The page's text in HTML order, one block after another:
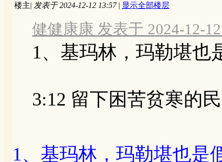
楼主| 发表于 2024-12-12 13:57 | 显示全部楼层
健健康康 发表于 2024-12-
1、基玛林，玛勒堪也
3:12 留下困苦贫寒的
1、基玛林，玛勒堪也是